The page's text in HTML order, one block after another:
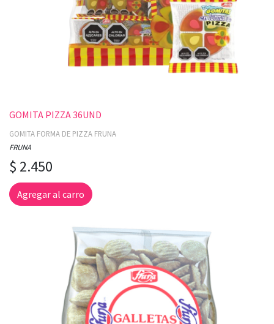
GOMITA PIZZA 36UND
GOMITA FORMA DE PIZZA FRUNA
FRUNA
$ 2.450
Agregar al carro